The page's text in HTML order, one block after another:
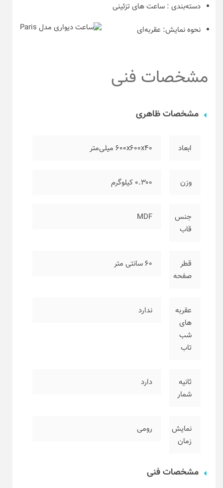
دسته‌بندی : ساعت های تزئینی
نحوه نمایش: عقربه‌ای
مشخصات فنی
مشخصات ظاهری
ابعاد ۶۰۰x600x40 میلی‌متر
وزن ۰.۳۰۰ کیلوگرم
جنس
قاب
MDF
قطر
صفحه
۶۰ سانتی متر
عقربه
های
شب
تاب
ندارد
ثانیه
شمار
دارد
نمایش
زمان
رومی
مشخصات فنی